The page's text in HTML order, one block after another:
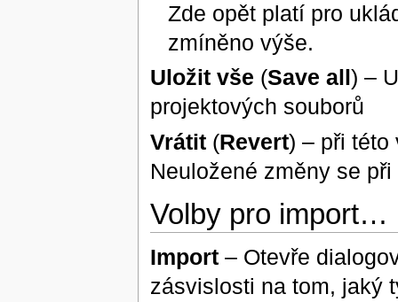
Zde opět platí pro
zmíněno výše.
Uložit vše (Save all) –
projektových souborů
Vrátit(Revert) – při této
Neuložené změny se
Volby pro import…
Import– Otevře
zásvislosti na tom, jaký